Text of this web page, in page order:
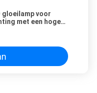
gloeilamp voor
met een hoge